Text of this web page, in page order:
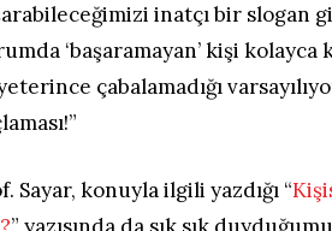
inatçı bir slogan
‘başaramayan’ kişi
çabalamadığı
Sayar, konuyla ilgili yazdığı “